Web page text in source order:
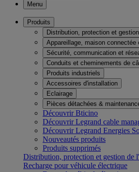
Menu
Produits
Distribution, protection et
Appareillage, maison connectée
Sécurité, communication et
Conduits et cheminements de
Produits industriels
Accessoires d'installation
Eclairage
Pièces détachées &
Découvrir Bticino
Découvrir Legrand cable
Découvrir Legrand Energies
Nouveautés produits
Produits supprimés
Distribution, protection et gestion de
Recharge pour véhicule électrique